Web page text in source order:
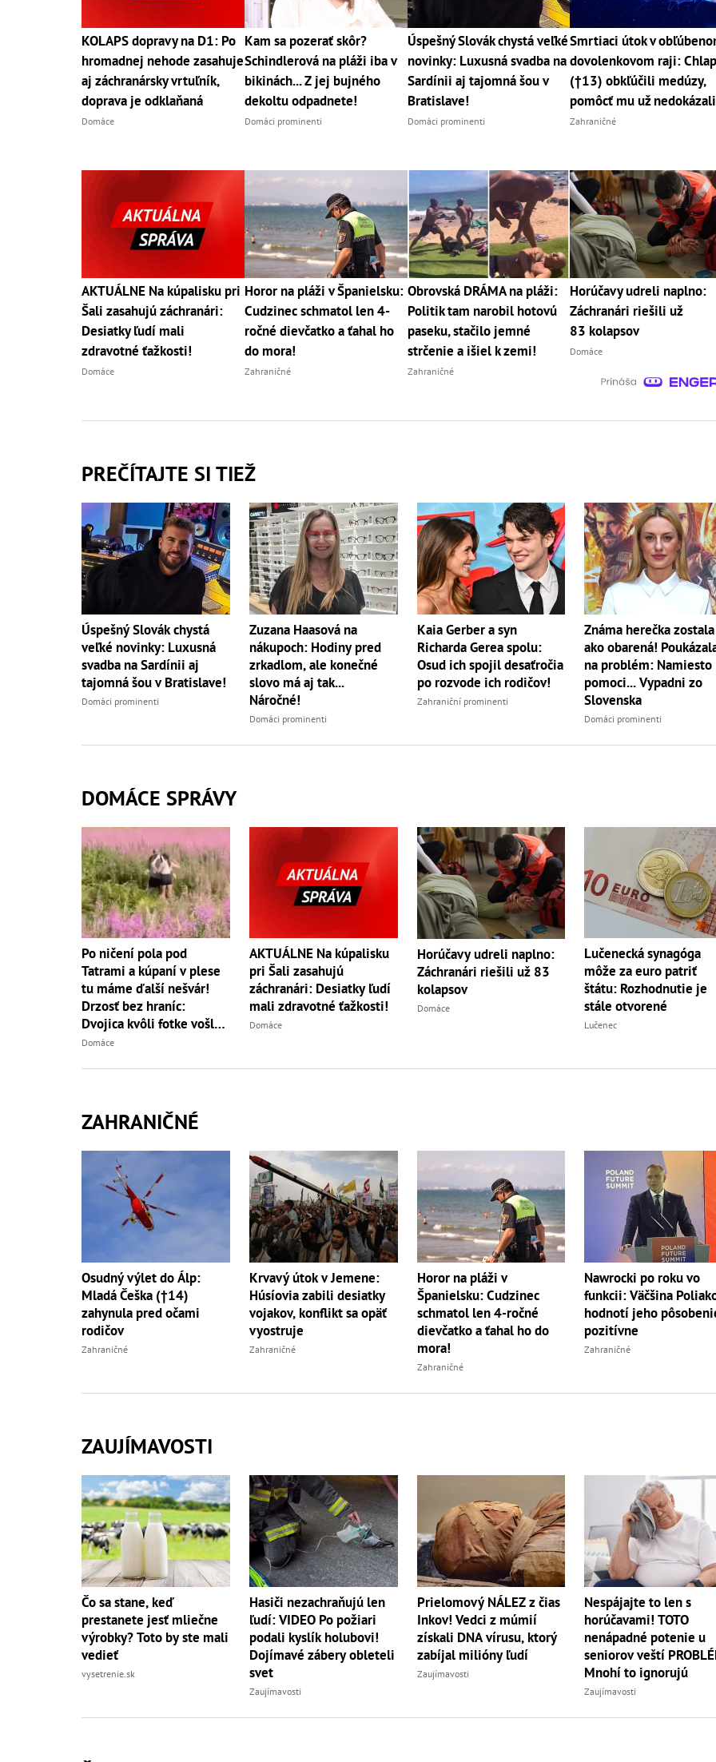
KOLAPS dopravy na D1: Po
hromadnej nehode zasahuje
aj záchranársky vrtuľník,
doprava je odklaňaná
Domáce
Kam sa pozerať skôr?
Schindlerová na pláži iba v
bikinách... Z jej bujného
dekoltu odpadnete!
Domáci prominenti
Úspešný Slovák chystá veľké
novinky: Luxusná svadba na
Sardínii aj tajomná šou v
Bratislave!
Domáci prominenti
Smrtiaci útok v
dovolenkovom raji:
(†13) obkľúčili medúzy,
pomôcť mu už nedokázali
Zahraničné
AKTUÁLNE Na kúpalisku pri
Šali zasahujú záchranári:
Desiatky ľudí mali
zdravotné ťažkosti!
Domáce
Horor na pláži v Španielsku:
Cudzinec schmatol len 4-
ročné dievčatko a ťahal ho
do mora!
Zahraničné
Obrovská DRÁMA na pláži:
Politik tam narobil hotovú
paseku, stačilo jemné
strčenie a išiel k zemi!
Zahraničné
Horúčavy udreli naplno:
Záchranári riešili už
83 kolapsov
Domáce
PREČÍTAJTE SI TIEŽ
Úspešný Slovák chystá
veľké novinky: Luxusná
svadba na Sardínii aj
tajomná šou v Bratislave!
Domáci prominenti
Zuzana Haasová na
nákupoch: Hodiny pred
zrkadlom, ale konečné
slovo má aj tak...
Náročné!
Domáci prominenti
Kaia Gerber a syn
Richarda Gerea spolu:
Osud ich spojil desaťročia
po rozvode ich rodičov!
Zahraniční prominenti
Známa herečka zostala
ako obarená!
na problém: Namiesto
pomoci... Vypadni zo
Slovenska
Domáci prominenti
DOMÁCE SPRÁVY
Po ničení pola pod
Tatrami a kúpaní v plese
tu máme ďalší nešvár!
Drzosť bez hraníc:
Dvojica kvôli fotke vošla
do...
Domáce
AKTUÁLNE Na kúpalisku
pri Šali zasahujú
záchranári: Desiatky ľudí
mali zdravotné ťažkosti!
Domáce
Horúčavy udreli naplno:
Záchranári riešili už 83
kolapsov
Domáce
Lučenecká synagóga
môže za euro patriť
štátu: Rozhodnutie je
stále otvorené
Lučenec
ZAHRANIČNÉ
Osudný výlet do Álp:
Mladá Češka (†14)
zahynula pred očami
rodičov
Zahraničné
Krvavý útok v Jemene:
Húsíovia zabili desiatky
vojakov, konflikt sa opäť
vyostruje
Zahraničné
Horor na pláži v
Španielsku: Cudzinec
schmatol len 4-ročné
dievčatko a ťahal ho do
mora!
Zahraničné
Nawrocki po roku vo
funkcii: Väčšina
hodnotí jeho
pozitívne
Zahraničné
ZAUJÍMAVOSTI
Čo sa stane, keď
prestanete jesť mliečne
výrobky? Toto by ste mali
vedieť
vysetrenie.sk
Hasiči nezachraňujú len
ľudí: VIDEO Po požiari
podali kyslík holubovi!
Dojímavé zábery obleteli
svet
Zaujímavosti
Prielomový NÁLEZ z čias
Inkov! Vedci z múmií
získali DNA vírusu, ktorý
zabíjal milióny ľudí
Zaujímavosti
Nespájajte to len s
horúčavami! TOTO
nenápadné potenie u
seniorov veští
Mnohí to ignorujú
Zaujímavosti